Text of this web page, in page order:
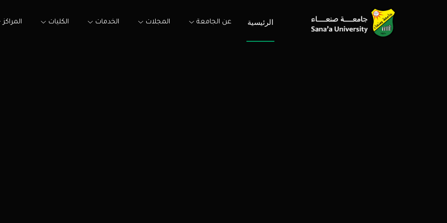
الرئيسية عن الجامعة المجلات الخدمات الكليات المراكز